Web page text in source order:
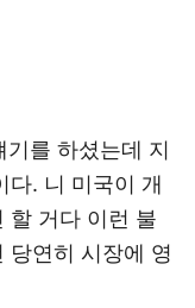
를 하셨는데 지
다. 니 미국이 개
할 거다 이런 불
당연히 시장에 영